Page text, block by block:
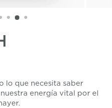
lo que necesita saber
energía vital por el